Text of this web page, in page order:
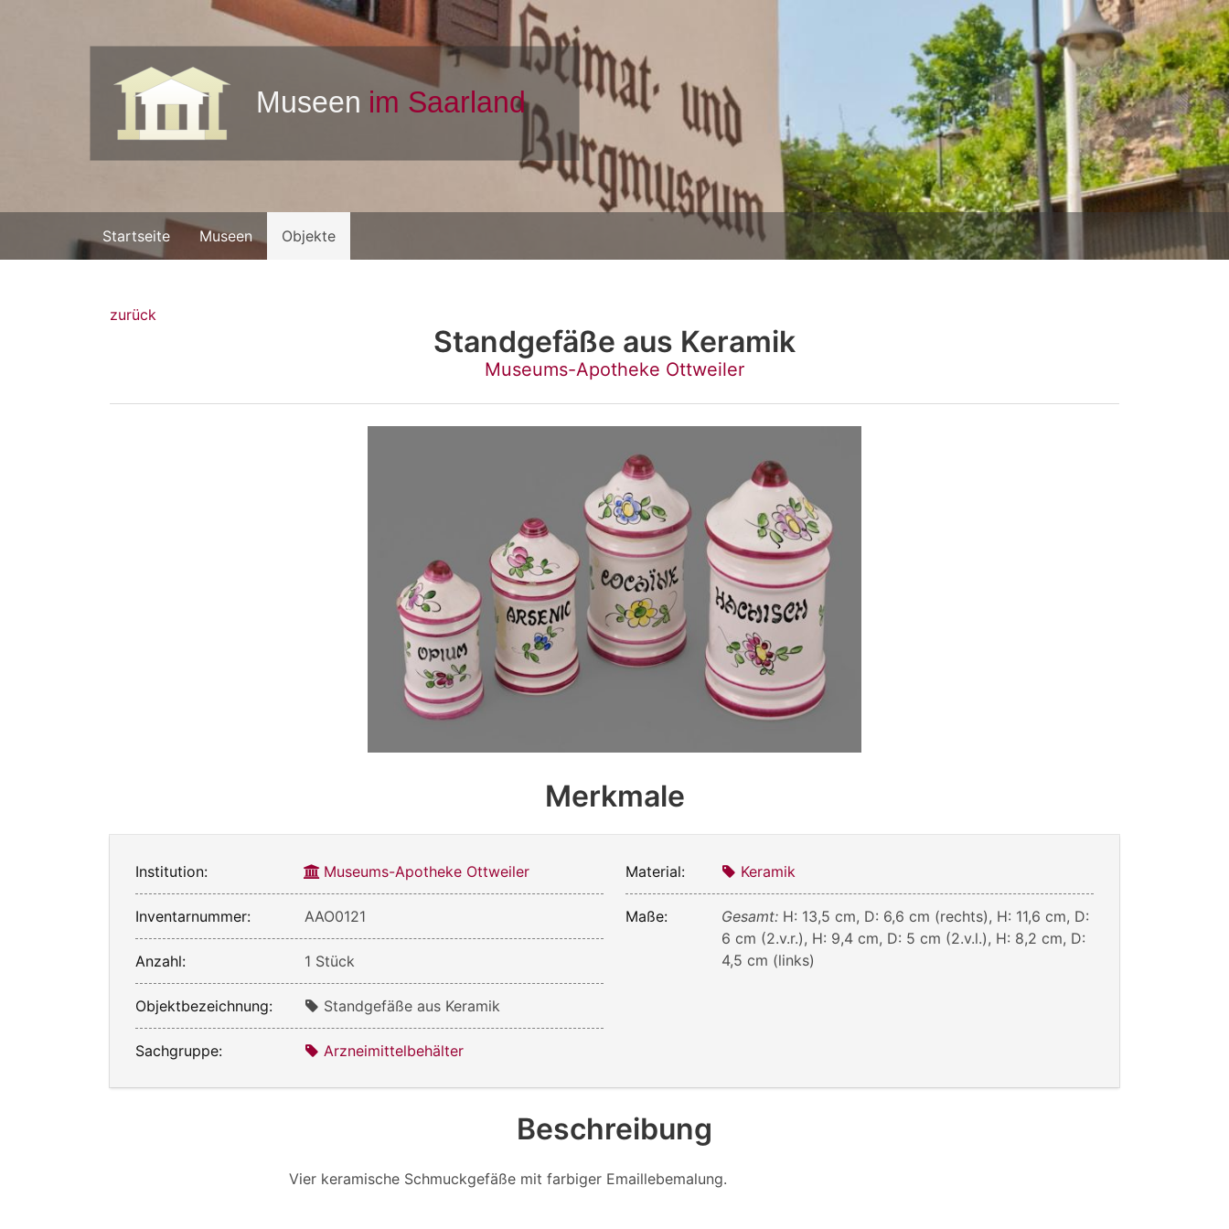
Startseite Museen Objekte
zurück
Standgefäße aus Keramik
Museums-Apotheke Ottweiler
Merkmale
Institution: Museums-Apotheke Ottweiler
Inventarnummer: AAO0121
Anzahl: 1 Stück
Objektbezeichnung: Standgefäße aus Keramik
Sachgruppe: Arzneimittelbehälter
Material: Keramik
Maße: Gesamt: H: 13,5 cm, D: 6,6 cm (rechts), H: 11,6 cm, D:
6 cm (2.v.r.), H: 9,4 cm, D: 5 cm (2.v.l.), H: 8,2 cm, D:
4,5 cm (links)
Beschreibung
Vier keramische Schmuckgefäße mit farbiger Emaillebemalung.